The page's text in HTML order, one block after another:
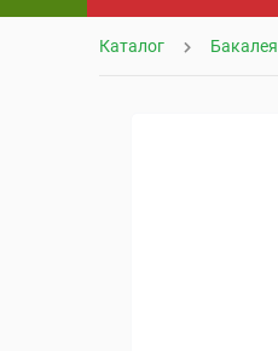
Каталог Бакалея